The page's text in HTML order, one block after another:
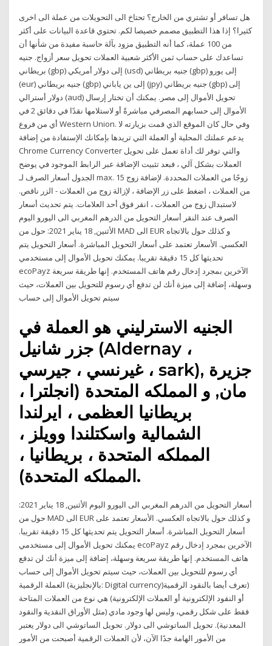
هل تسافر أو تشتري من الخارج؟ تحتاخ الى التحويلات من عملة الى اخرى
كثيرا؟ إذا هذا التطبيق مصمم خصيصا لكم. تحتوي قاعدة البيانات على أكثر
من 100 عملة، كما أنه التطبيق مزود بآلة حاسبة مفيدة من شأنها أن
تساعدك على حساب ثمن الأكثر شعبية العملات تحويل سعر أزواج. جنيه
بريطاني (gbp) إلى دولار أمريكي (usd) جنيه بريطاني (gbp) إلى يورو
(eur) جنيه بريطاني (gbp) إلى ين ياباني (jpy) جنيه بريطاني (gbp) إلى
دولار أسترالي (aud) تحويل الأموال إلى مصر. يمكنك أن تختار إرسال
الأموال إلى حسابهم المصرفي مباشرةً أو لاستلامها نقدًا في دقائق 2 في
أي من فروع Western Union. وفي حال كان الموقع الذي قمت بزيارته لا
يدعم عملتك المحلية أو العملة التي تريدها بإمكانك الإستفادة من إضافة
Chrome Currency Converter والتي توفر لك أداة تعمل على تحويل
العملات بشكل آلي ، فبعد تثبيت الإضافة عبر الرابط الموجود في يوضح
الجدول أسعار الصرف لـ max. 15 زوجًا من العملات المحددة. لإضافة زوج
من العملات ، اضغط على زر الإضافة ، لإزالة زوج من العملات - الزر ناقص.
لاستبدال زوج من العملات ، انقر فوق أحد العلامات. يتم تحديث أسعار
الصرف عند النقر أسعار التحويل من الدرهم المغربي الى اليورو اليوم
الأثنين, 18 يناير 2021: حول من MAD الى EUR و كذلك حول بالاتجاه
العكسي. الأسعار تعتمد على أسعار التحويل المباشرة. أسعار التحويل يتم
تحديثها كل 15 دقيقة تقريبا. يمكنك تحويل الأموال إلى مستخدمي
ecoPayz الآخرين بمجرد إدخال رقم هاتف المستخدم. إنها طريقة سريعة
وسهلة، إضافة إلى ميزة أنك لن تدفع أي رسوم للتحويل بين العملات، حيث
سيتم تحويل الأموال إلى حساب
الجنيه الاسترليني هو العملة في
جزر شانيل (Aldernay ،
غيرنسي ، جيرسي ، sark), جزيرة
مان, و المملكه المتحدة (انجلترا ،
بريطانيا العظمى ، ايرلندا
الشمالية واسكتلندا وويلز ،
المملكه المتحدة ، بريطانيا ،
المملكه المتحدة).
أسعار التحويل من الدرهم المغربي الى اليورو اليوم الأثنين, 18 يناير 2021:
حول من MAD الى EUR و كذلك حول بالاتجاه العكسي. الأسعار تعتمد على
أسعار التحويل المباشرة. أسعار التحويل يتم تحديثها كل 15 دقيقة تقريبا.
يمكنك تحويل الأموال إلى مستخدمي ecoPayz الآخرين بمجرد إدخال رقم
هاتف المستخدم. إنها طريقة سريعة وسهلة، إضافة إلى ميزة أنك لن تدفع
أي رسوم للتحويل بين العملات، حيث سيتم تحويل الأموال إلى حساب
العملة الرقمية (بالإنجليزية: Digital currency)‏ (تعرف أيضا بالنقود الرقمية
أو النقود الإلكترونية أو العملات الإلكترونية) هي نوع من العملات المتاحة
فقط على شكل رقمي، وليس لها وجود مادي (مثل الأوراق النقدية والنقود
المعدنية). تحويل الساتوشي الى دولار. تحويل الساتوشي الى دولار يعتبر
من الأمور الهامة جدًا الآن، لأن العملات الرقمية أصبحت من الأمور